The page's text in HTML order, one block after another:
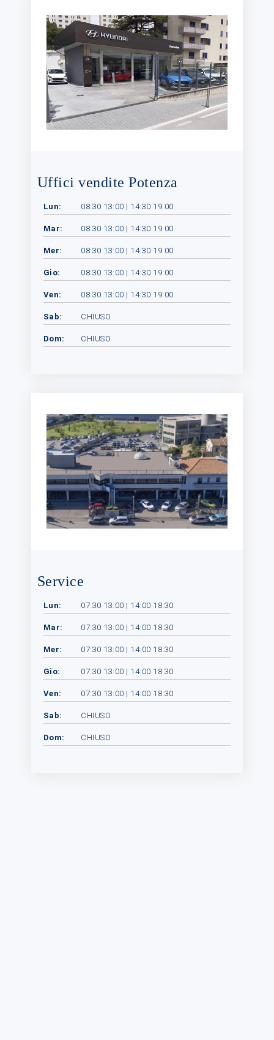
Uffici vendite Potenza
Lun: 08:30 13:00 | 14:30 19:00
Mar: 08:30 13:00 | 14:30 19:00
Mer: 08:30 13:00 | 14:30 19:00
Gio: 08:30 13:00 | 14:30 19:00
Ven: 08:30 13:00 | 14:30 19:00
Sab: CHIUSO
Dom: CHIUSO
Service
Lun: 07:30 13:00 | 14:00 18:30
Mar: 07:30 13:00 | 14:00 18:30
Mer: 07:30 13:00 | 14:00 18:30
Gio: 07:30 13:00 | 14:00 18:30
Ven: 07:30 13:00 | 14:00 18:30
Sab: CHIUSO
Dom: CHIUSO